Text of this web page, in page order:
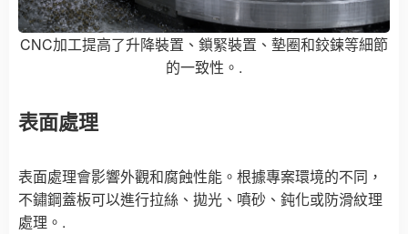
CNC加工提高了升降裝置、鎖緊裝置、墊圈和鉸鍊等細節
的一致性。.
表面處理
表面處理會影響外觀和腐蝕性能。根據專案環境的不同，
不鏽鋼蓋板可以進行拉絲、拋光、噴砂、鈍化或防滑紋理
處理。.